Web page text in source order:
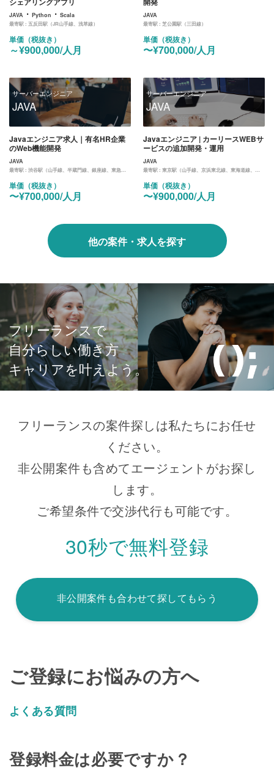
JAVA ・ Python ・ Scala
最寄駅 : 五反田駅（JR山手線、浅草線）
単価（税抜き）
～¥900,000/人月
JAVA
最寄駅 :芝公園駅（三田線）
単価（税抜き）
〜¥700,000/人月
サーバーエンジニア
JAVA
Javaエンジニア求人｜有名HR企業
のWeb機能開発
JAVA
最寄駅 : 渋谷駅（山手線、半蔵門線、銀座線、東急東横線、埼京線）
単価（税抜き）
〜¥700,000/人月
サーバーエンジニア
JAVA
Javaエンジニア | カーリースWEBサ
ービスの追加開発・運用
JAVA
最寄駅 :東京駅（山手線、京浜東北線、東海道線、中央線、京葉線、丸ノ内線）
単価（税抜き）
〜¥900,000/人月
他の案件・求人を探す
フリーランスで
自分らしい働き方
キャリアを叶えよう。
フリーランスの案件探しは私たちにお任せ
ください。
非公開案件も含めてエージェントがお探し
します。
ご希望条件で交渉代行も可能です。
30秒で無料登録
非公開案件も合わせて探してもらう
ご登録にお悩みの方へ
よくある質問
登録料金は必要ですか？